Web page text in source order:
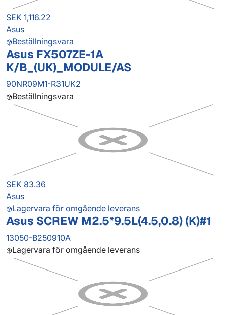
SEK 1,116.22
Asus
Beställningsvara
Asus FX507ZE-1A
K/B_(UK)_MODULE/AS
90NR09M1-R31UK2
Beställningsvara
SEK 83.36
Asus
Lagervara för omgående leverans
Asus SCREW M2.5*9.5L(4.5,0.8) (K)#1
13050-B250910A
Lagervara för omgående leverans